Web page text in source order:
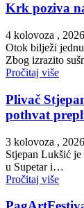
Krk poziva
4 kolovoza ,
Otok bilježi
Zbog izrazito
Pročitaj više
Plivač
pothvat
3 kolovoza ,
St​jepan Lukšić
u Supetar i…
Pročitaj više